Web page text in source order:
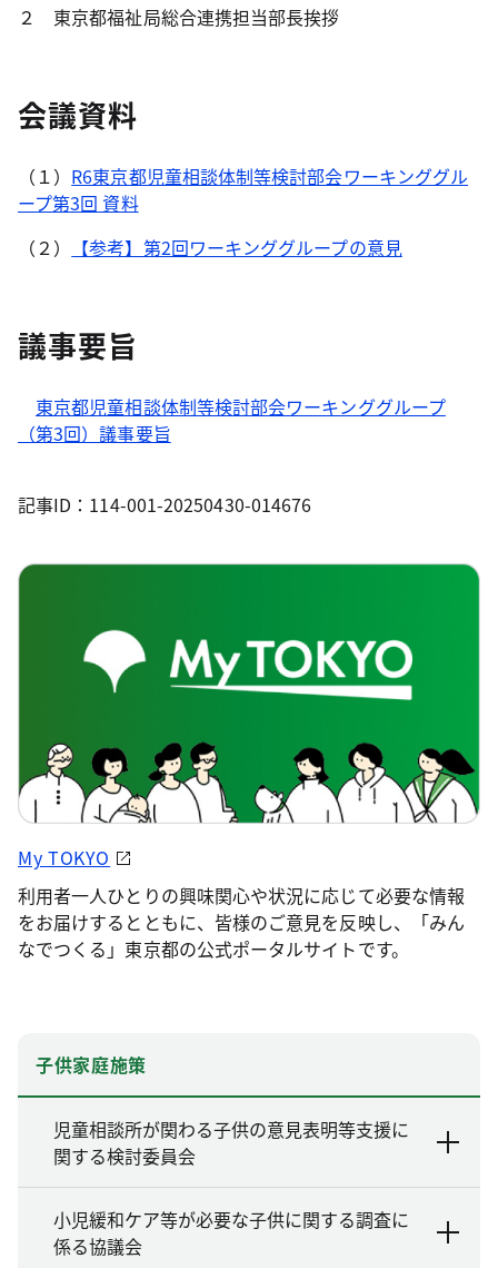
２ 東京都福祉局総合連携担当部長挨拶
会議資料
（１） R6東京都児童相談体制等検討部会ワーキンググル
ープ第3回 資料
（２）
【参考】第2回ワーキンググループの意見
議事要旨
東京都児童相談体制等検討部会ワーキンググループ
（第3回）議事要旨
記事ID：114-001-20250430-014676
My TOKYO
利用者一人ひとりの興味関心や状況に応じて必要な情報
をお届けするとともに、皆様のご意見を反映し、「みん
なでつくる」東京都の公式ポータルサイトです。
子供家庭施策
児童相談所が関わる子供の意見表明等支援に
関する検討委員会
小児緩和ケア等が必要な子供に関する調査に
係る協議会